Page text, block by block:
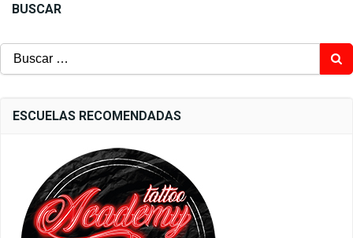
BUSCAR
Buscar:
ESCUELAS RECOMENDADAS